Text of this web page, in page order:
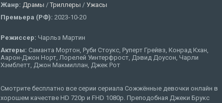
Жанр: Драмы / Триллеры / Ужасы
Премьера (РФ): 2023-10-20
Режиссер: Чарльз Мартин
Актеры: Саманта Мортон, Руби Стоукс, Руперт Грейвз, Конрад Кхан,
Аарон-Джон Норт, Лорелей Уинтерфрост, Дэвид Доусон, Чарли
Хэмблетт, Джон Макмиллан, Джек Рот
Смотрите бесплатно все серии сериала Сожжённые девочки онлайн в
хорошем качестве HD 720p и FHD 1080p. Преподобная Джеки Брукс